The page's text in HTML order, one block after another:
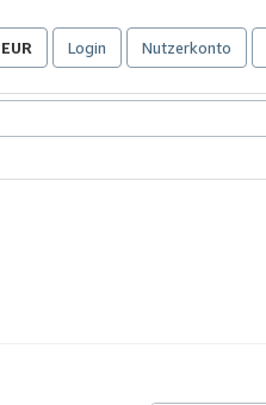
EUR
Seite
Einkaufseinstellungen.
Login Nutzerkonto